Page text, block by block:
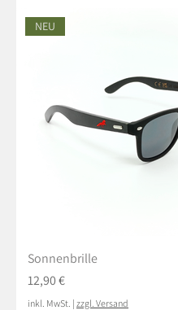
NEU
Sonnenbrille
Preis
12,90 €
inkl. MwSt. | zzgl. Versand